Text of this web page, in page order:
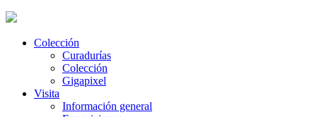
Colección
Curadurías
Colección
Gigapixel
Visita
Información general